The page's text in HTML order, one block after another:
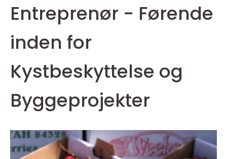
Entreprenør - Førende
inden for
Kystbeskyttelse og
Byggeprojekter